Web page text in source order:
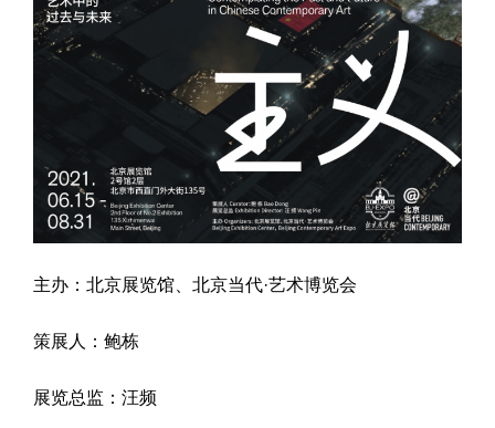
主办：北京展览馆、北京当代·艺术博览会
策展人：鲍栋
展览总监：汪频